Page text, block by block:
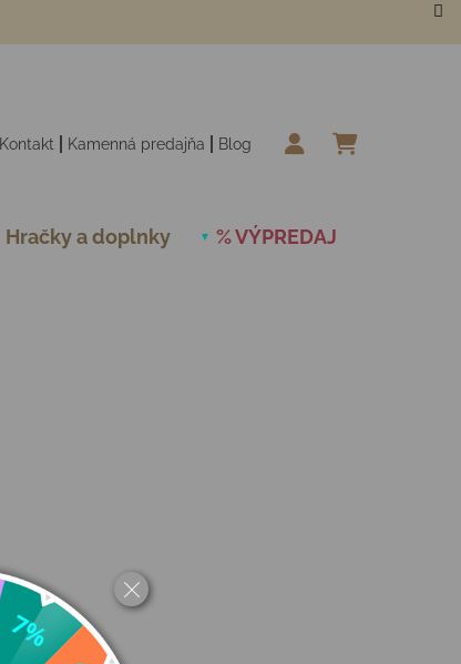
Kontakt Kamenná predajňa Blog
Hračky a doplnky % VÝPREDAJ